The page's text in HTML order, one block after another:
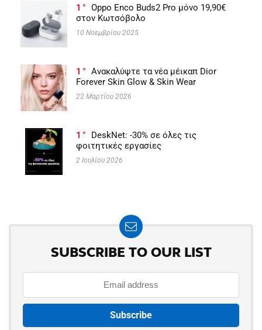
1
Oppo Enco Buds2 Pro μόνο 19,90€
στον Κωτσόβολο
10 Νοεμβρίου 2025
1
Ανακαλύψτε τα νέα μέικαπ Dior
Forever Skin Glow & Skin Wear
22 Μαρτίου 2026
1
DeskNet: -30% σε όλες τις
φοιτητικές εργασίες
2 Ιουλίου 2026
SUBSCRIBE TO OUR LIST